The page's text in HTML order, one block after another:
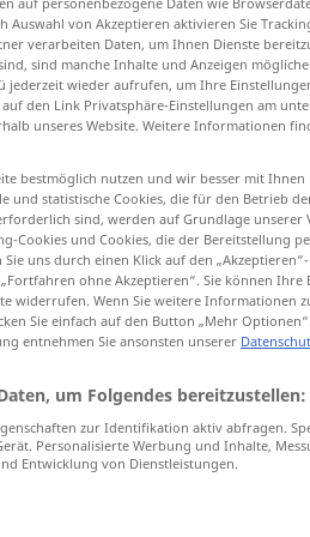
keine → siehe „kein“
von Akzeptieren aktivieren Sie
verarbeiten Daten, um Ihnen Dienste
sind manche Inhalte und Anzeigen
jederzeit wieder aufrufen, um Ihre
den Link Privatsphäre-Einstellungen am
unseres Website. Weitere Informationen
bestmöglich nutzen und wir besser mit Ihnen
statistische Cookies, die für den Betrieb
sind, werden auf Grundlage unserer
Cookies und Cookies, die der Bereitstellung
uns durch einen Klick auf den
ohne Akzeptieren“. Sie können Ihre
widerrufen. Wenn Sie weitere Informationen
Sie einfach auf den Button „Mehr Optionen“.
entnehmen Sie ansonsten unserer
um Folgendes bereitzustellen:
zur Identifikation aktiv abfragen.
Personalisierte Werbung und Inhalte,
Entwicklung von Dienstleistungen.